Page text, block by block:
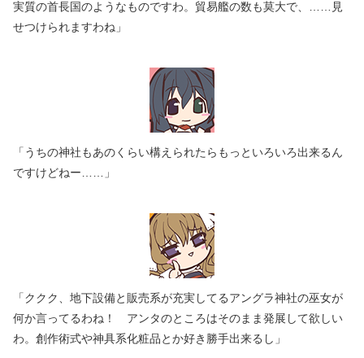
実質の首長国のようなものですわ。貿易艦の数も莫大で、……見
せつけられますわね」
「うちの神社もあのくらい構えられたらもっといろいろ出来るん
ですけどねー……」
「ククク、地下設備と販売系が充実してるアングラ神社の巫女が
何か言ってるわね！ アンタのところはそのまま発展して欲しい
わ。創作術式や神具系化粧品とか好き勝手出来るし」